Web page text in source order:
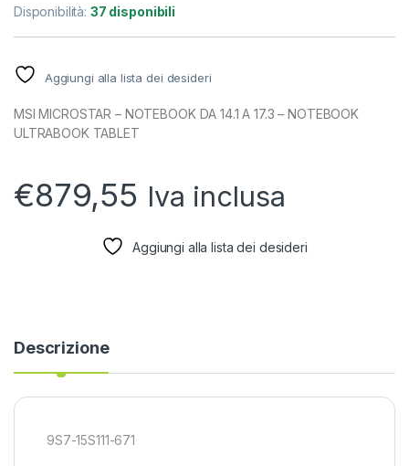
Disponibilità: 37 disponibili
Aggiungi alla lista dei desideri
MSI MICROSTAR – NOTEBOOK DA 14.1 A 17.3 – NOTEBOOK
ULTRABOOK TABLET
€879,55 Iva inclusa
Aggiungi alla lista dei desideri
Descrizione
9S7-15S111-671